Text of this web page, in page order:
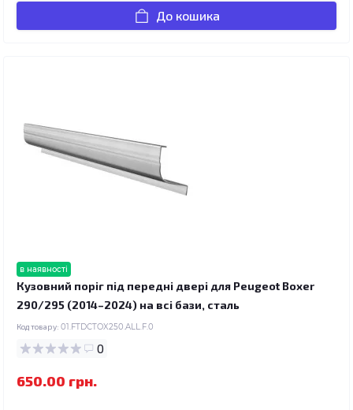
До кошика
в наявності
Кузовний поріг під передні двері для Peugeot Boxer
290/295 (2014–2024) на всі бази, сталь
Код товару: 01.FTDCTOX250.ALL.F.0
0
650.00 грн.